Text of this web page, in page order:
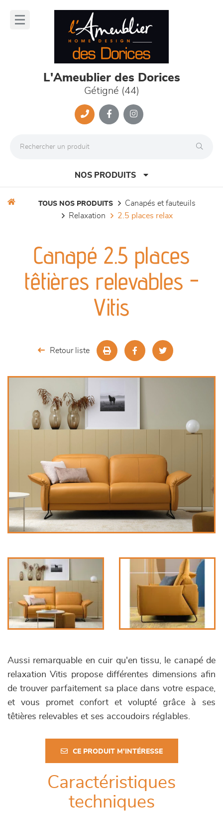
L'Ameublier des Dorices
Gétigné (44)
NOS PRODUITS
séjours
meubles de complément
chambres et dressing
décoration
TOUS NOS PRODUITS
canapés et fauteuils
relaxation
2.5 places relax
Canapé 2.5 places
têtières relevables -
Vitis
Retour liste
Aussi remarquable en cuir qu'en tissu, le canapé de
relaxation Vitis propose différentes dimensions afin
de trouver parfaitement sa place dans votre espace,
et vous promet confort et volupté grâce à ses
têtières relevables et ses accoudoirs réglables.
CE PRODUIT M'INTÉRESSE
Caractéristiques
techniques